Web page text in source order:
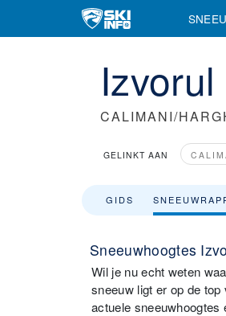
CALIMANI/
GELINKT AAN
GIDS
Sneeuwhoogtes
Wil je nu echt weten
sneeuw ligt er op de
actuele